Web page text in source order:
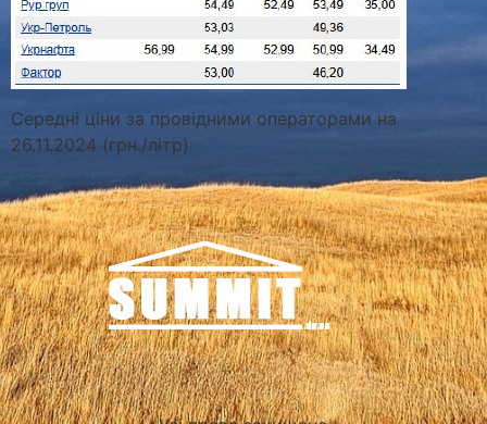
Середні ціни за провідними операторами на
26.11.2024 (грн./літр)